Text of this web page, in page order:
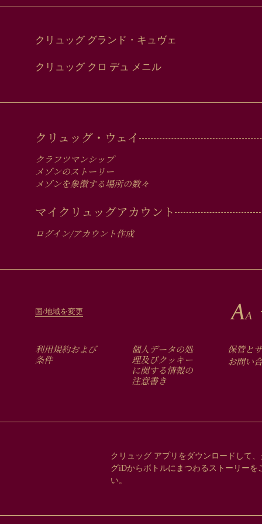
クリュッグ グランド・キュヴェ
クリュッグ クロ デュ メニル
MAIN
MEN
IN
FOOTER
クリュッグ・ウェイ
クラフツマンシップ
メゾンのストーリー
メゾンを象徴する場所の数々
マイクリュッグアカウント
ログイン/アカウント作成
国/地域を変更
FOOTER
MENU
利用規約および
条件 個人データの処
理及びクッキー
に関する情報の
注意書き
保管と
お問い
クリュッグ アプリをダウンロードして、
グiDからボトルにまつわるストーリーを
い。